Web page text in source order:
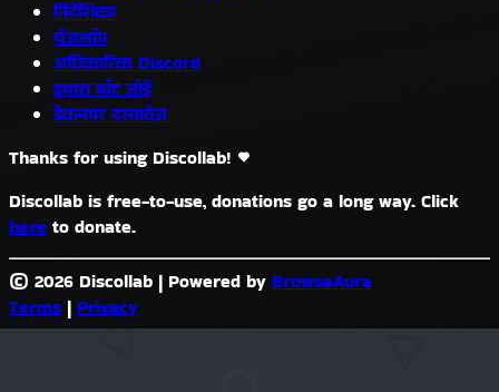
निर्देशिका
चेंजलॉग
अधिकारिक Discord
हमारा बॉट जोड़ें
डेवलपर दस्तावेज़
Thanks for using Discollab!
Discollab is free-to-use, donations go a long way. Click
here to donate.
© 2026 Discollab | Powered by BrowseAura
Terms | Privacy